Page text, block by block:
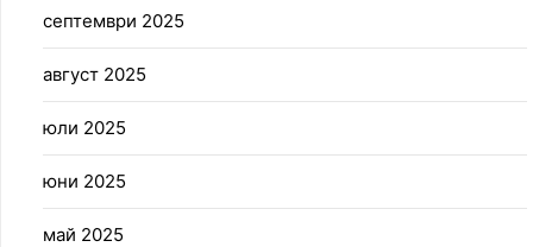
септември 2025
август 2025
юли 2025
юни 2025
май 2025